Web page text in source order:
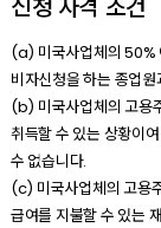
신청 자격 조건
(a) 미국사업체의 50%
비자신청을 하는 종업
(b) 미국사업체의 고용
취득할 수 있는 상황이
수 없습니다.
(c) 미국사업체의 고용
급여를 지불할 수 있는